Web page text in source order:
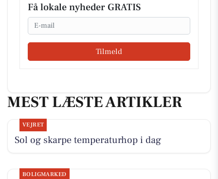
Få lokale nyheder GRATIS
Email
Tilmeld
MEST LÆSTE ARTIKLER
VEJRET
Sol og skarpe temperaturhop i dag
BOLIGMARKED